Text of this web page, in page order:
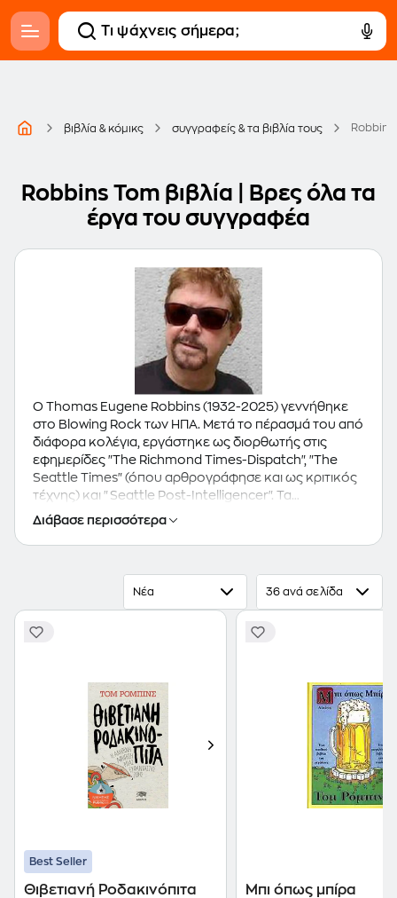
βιβλία & κόμικς συγγραφείς & τα βιβλία τους Robbins
Robbins Tom βιβλία | Βρες όλα τα
έργα του συγγραφέα
O Thomas Eugene Robbins (1932-2025) γεννήθηκε
στο Blowing Rock των ΗΠΑ. Μετά το πέρασμά του από
διάφορα κολέγια, εργάστηκε ως διορθωτής στις
εφημερίδες "The Richmond Times-Dispatch", "The
Seattle Times" (όπου αρθρογράφησε και ως κριτικός
τέχνης) και "Seattle Post-Intelligencer". Τα
μυθιστορήματά του χαρακτηρίζονται από το ύφος
της μετα-μπιτ, επινοητικής, γεμάτης χιούμορ
λογοτεχνίας που είναι ιδιαίτερα αγαπητή στις νεαρές
"Αμάντα το κορίτσι της γης"), "Even cowgirls get the
μελαγχολούν", το πιο διάσημο ίσως βιβλίο του), "Still
life with woodpecker", 1980 (ελλ. τίτλος
1990 (ελλ. τίτλος "Ο χορός των εφτά πέπλων"), "Half
asleep in frog pajamas", 1994 (ελλ. τίτλος
"Μισοκοιμισμένοι μες τις βατραχοπιτζάμες μας"),
"Fierce invalids home from hot climates", 2000 (ελλ.
τίτλος "Αγριεμένοι ανάπηροι επιστρέφουν από καυτά
κλίματα"), "Villa Incognito", 2003. Είχε εκδοθεί, επίσης,
ένας τόμος με μικρότερα ταξιδιωτικά του κείμενα,
στους "New York Times", κ.ά.), με τίτλο "Wild ducks
flying backward", 2005.
Διάβασε περισσότερα
Νέα 36 ανά σελίδα
Best Seller
Θιβετιανή Ροδακινόπιτα Μπι όπως μπίρα